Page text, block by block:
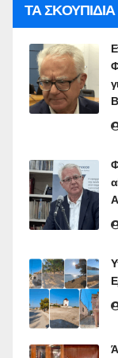
ΤΑ ΣΚΟΥΠΙΔΙΑ